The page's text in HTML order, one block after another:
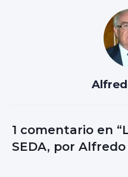
1 comentario en
SEDA, por